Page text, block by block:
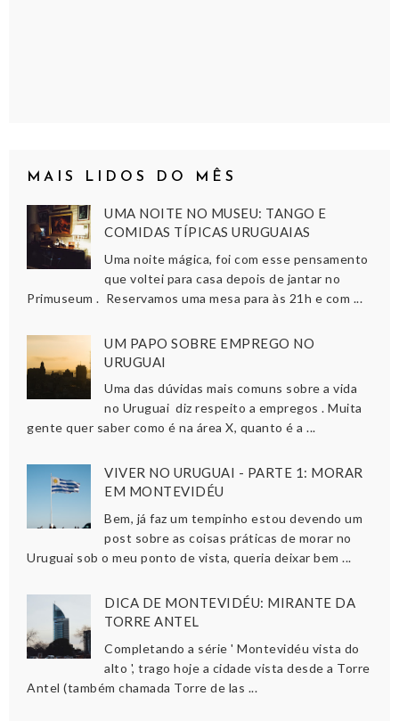
MAIS LIDOS DO MÊS
UMA NOITE NO MUSEU: TANGO E
COMIDAS TÍPICAS URUGUAIAS
Uma noite mágica, foi com esse pensamento
que voltei para casa depois de jantar no
Primuseum . Reservamos uma mesa para às 21h e com ...
UM PAPO SOBRE EMPREGO NO
URUGUAI
Uma das dúvidas mais comuns sobre a vida
no Uruguai diz respeito a empregos . Muita
gente quer saber como é na área X, quanto é a ...
VIVER NO URUGUAI - PARTE 1: MORAR
EM MONTEVIDÉU
Bem, já faz um tempinho estou devendo um
post sobre as coisas práticas de morar no
Uruguai sob o meu ponto de vista, queria deixar bem ...
DICA DE MONTEVIDÉU: MIRANTE DA
TORRE ANTEL
Completando a série ' Montevidéu vista do
alto ', trago hoje a cidade vista desde a Torre
Antel (também chamada Torre de las ...